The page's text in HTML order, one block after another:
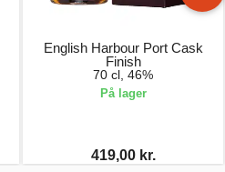
English Harbour Port Cask
Finish
70 cl, 46%
På lager
419,00 kr.